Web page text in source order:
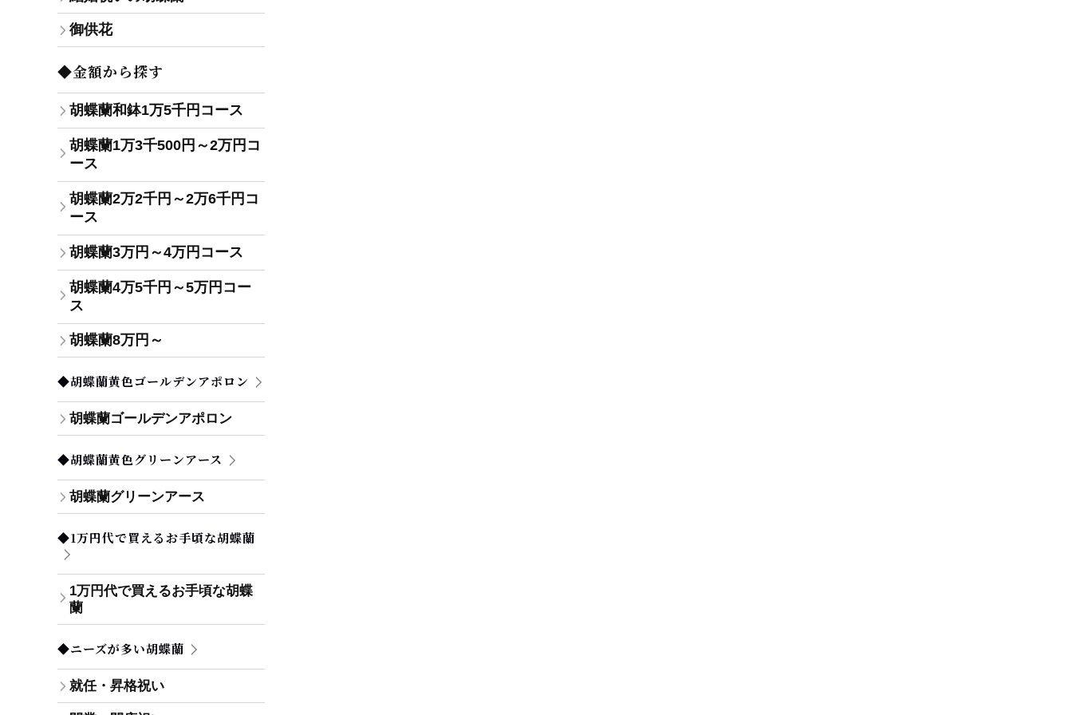
御供花
◆金額から探す
胡蝶蘭和鉢1万5千円コース
胡蝶蘭1万3千500円～2万円コ
ース
胡蝶蘭2万2千円～2万6千円コ
ース
胡蝶蘭3万円～4万円コース
胡蝶蘭4万5千円～5万円コー
ス
胡蝶蘭8万円～
◆胡蝶蘭黄色ゴールデンアポロン
胡蝶蘭ゴールデンアポロン
◆胡蝶蘭黄色グリーンアース
胡蝶蘭グリーンアース
◆1万円代で買えるお手頃な胡蝶蘭
1万円代で買えるお手頃な胡蝶
蘭
◆ニーズが多い胡蝶蘭
就任・昇格祝い